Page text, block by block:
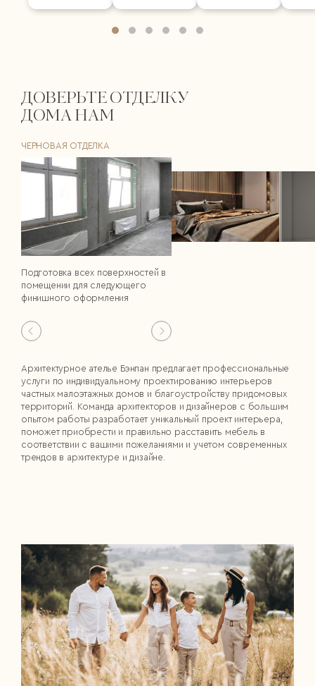
ДОВЕРЬТЕ ОТДЕЛКУ
ДОМА НАМ
ЧЕРНОВАЯ ОТДЕЛКА
Подготовка всех поверхностей в
помещении для следующего
финишного оформления
Архитектурное ателье Бэнпан предлагает профессиональные
услуги по индивидуальному проектированию интерьеров
частных малоэтажных домов и благоустройству придомовых
территорий. Команда архитекторов и дизайнеров с большим
опытом работы разработает уникальный проект интерьера,
поможет приобрести и правильно расставить мебель в
соответствии с вашими пожеланиями и учетом современных
трендов в архитектуре и дизайне.